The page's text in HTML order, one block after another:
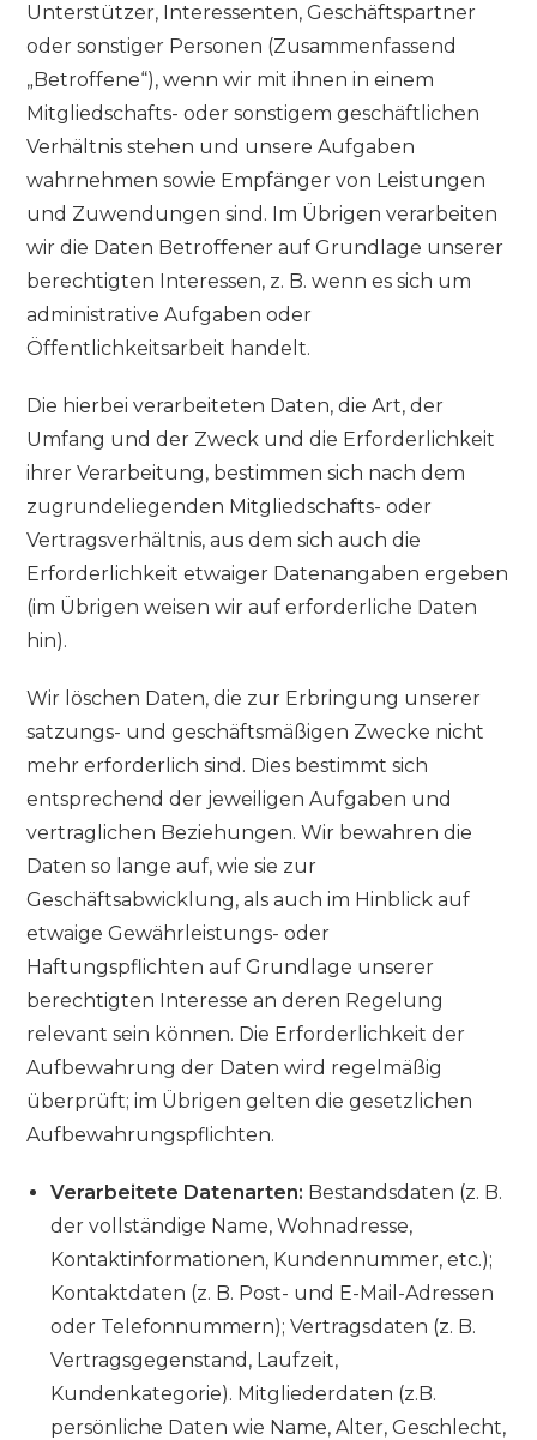
Unterstützer, Interessenten, Geschäftspartner
oder sonstiger Personen (Zusammenfassend
„Betroffene“), wenn wir mit ihnen in einem
Mitgliedschafts- oder sonstigem geschäftlichen
Verhältnis stehen und unsere Aufgaben
wahrnehmen sowie Empfänger von Leistungen
und Zuwendungen sind. Im Übrigen verarbeiten
wir die Daten Betroffener auf Grundlage unserer
berechtigten Interessen, z. B. wenn es sich um
administrative Aufgaben oder
Öffentlichkeitsarbeit handelt.
Die hierbei verarbeiteten Daten, die Art, der
Umfang und der Zweck und die Erforderlichkeit
ihrer Verarbeitung, bestimmen sich nach dem
zugrundeliegenden Mitgliedschafts- oder
Vertragsverhältnis, aus dem sich auch die
Erforderlichkeit etwaiger Datenangaben ergeben
(im Übrigen weisen wir auf erforderliche Daten
hin).
Wir löschen Daten, die zur Erbringung unserer
satzungs- und geschäftsmäßigen Zwecke nicht
mehr erforderlich sind. Dies bestimmt sich
entsprechend der jeweiligen Aufgaben und
vertraglichen Beziehungen. Wir bewahren die
Daten so lange auf, wie sie zur
Geschäftsabwicklung, als auch im Hinblick auf
etwaige Gewährleistungs- oder
Haftungspflichten auf Grundlage unserer
berechtigten Interesse an deren Regelung
relevant sein können. Die Erforderlichkeit der
Aufbewahrung der Daten wird regelmäßig
überprüft; im Übrigen gelten die gesetzlichen
Aufbewahrungspflichten.
Verarbeitete Datenarten: Bestandsdaten (z. B.
der vollständige Name, Wohnadresse,
Kontaktinformationen, Kundennummer, etc.);
Kontaktdaten (z. B. Post- und E-Mail-Adressen
oder Telefonnummern); Vertragsdaten (z. B.
Vertragsgegenstand, Laufzeit,
Kundenkategorie). Mitgliederdaten (z.B.
persönliche Daten wie Name, Alter, Geschlecht,